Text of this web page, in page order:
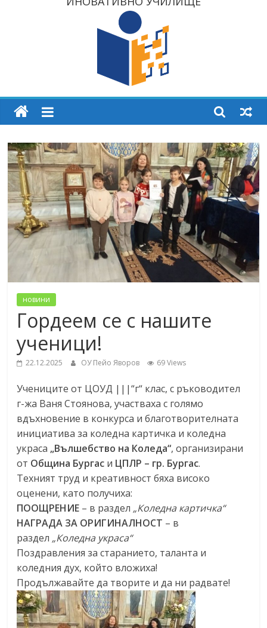
новини
Гордеем се с нашите
ученици!
22.12.2025 ОУ Пейо Яворов 69 Views
Учениците от ЦОУД |||“г“ клас, с ръководител
г-жа Ваня Стоянова, участваха с голямо
вдъхновение в конкурса и благотворителната
инициатива за коледна картичка и коледна
украса „Вълшебство на Коледа“, организирани
от Община Бургас и ЦПЛР – гр. Бургас.
Техният труд и креативност бяха високо
оценени, като получиха:
ПООЩРЕНИЕ – в раздел „Коледна картичка“
НАГРАДА ЗА ОРИГИНАЛНОСТ – в
раздел „Коледна украса“
Поздравления за старанието, таланта и
коледния дух, който вложиха!
Продължавайте да творите и да ни радвате!